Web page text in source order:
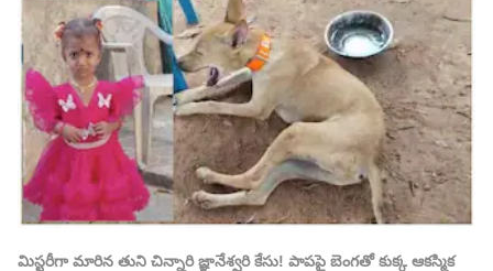
మిస్టరీగా మారిన తుని చిన్నారి జ్ఞానేశ్వరి కేసు! పాపపై బెంగతో కుక్క ఆకస్మిక